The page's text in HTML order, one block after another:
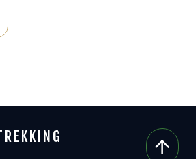
ーション
HAKUBA内